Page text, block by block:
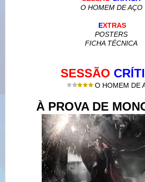
O HOMEM DE AÇO
EXTRAS
POSTERS
FICHA TÉCNICA
SESSÃO
O HOMEM DE
À PROVA DE